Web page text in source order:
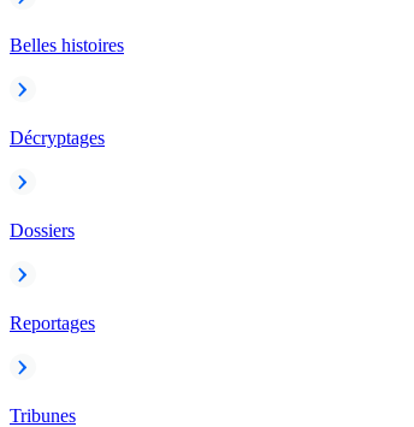
Belles histoires
Décryptages
Dossiers
Reportages
Tribunes